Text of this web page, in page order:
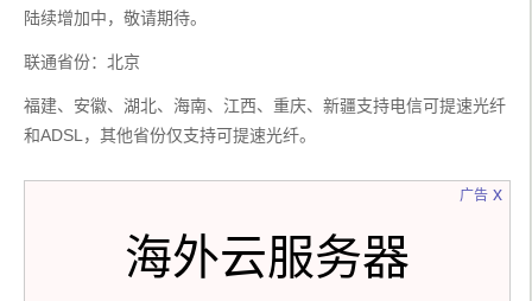
陆续增加中，敬请期待。
联通省份：北京
福建、安徽、湖北、海南、江西、重庆、新疆支持电信可提速光纤
和ADSL，其他省份仅支持可提速光纤。
广告
海外云服务器
x